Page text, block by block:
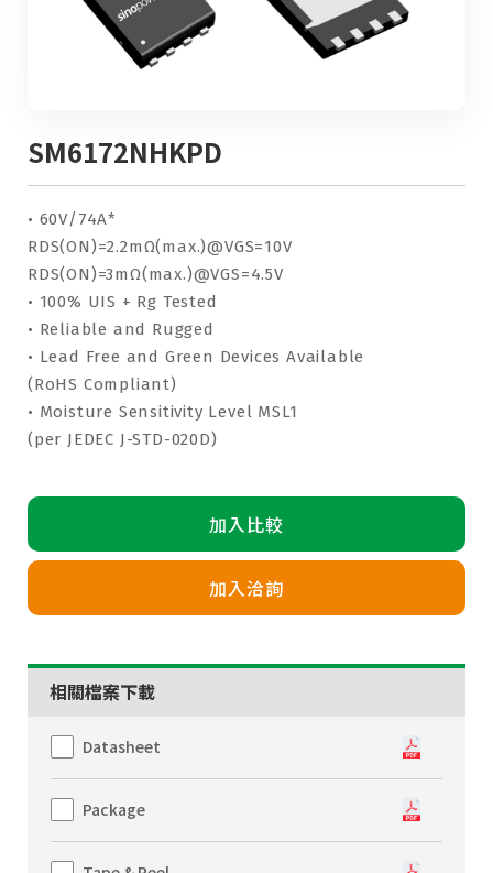
SM6172NHKPD
• 60V/74A*
RDS(ON)=2.2mΩ(max.)@VGS=10V
RDS(ON)=3mΩ(max.)@VGS=4.5V
• 100% UIS + Rg Tested
• Reliable and Rugged
• Lead Free and Green Devices Available
(RoHS Compliant)
• Moisture Sensitivity Level MSL1
(per JEDEC J-STD-020D)
加入比較
加入洽詢
相關檔案下載
Datasheet
Package